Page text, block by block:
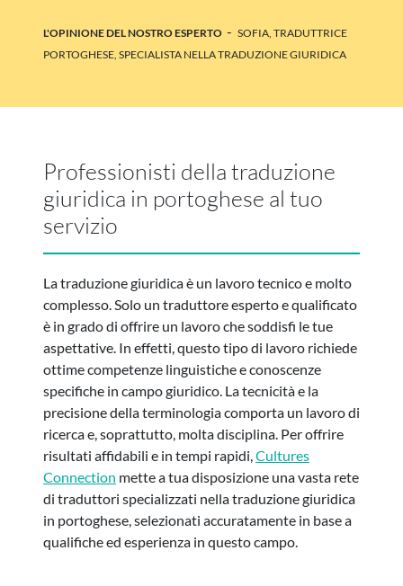
L'OPINIONE DEL NOSTRO ESPERTO - SOFIA, TRADUTTRICE
PORTOGHESE, SPECIALISTA NELLA TRADUZIONE GIURIDICA
Professionisti della traduzione
giuridica in portoghese al tuo
servizio
La traduzione giuridica è un lavoro tecnico e molto
complesso. Solo un traduttore esperto e qualificato
è in grado di offrire un lavoro che soddisfi le tue
aspettative. In effetti, questo tipo di lavoro richiede
ottime competenze linguistiche e conoscenze
specifiche in campo giuridico. La tecnicità e la
precisione della terminologia comporta un lavoro di
ricerca e, soprattutto, molta disciplina. Per offrire
risultati affidabili e in tempi rapidi, Cultures
Connection mette a tua disposizione una vasta rete
di traduttori specializzati nella traduzione giuridica
in portoghese, selezionati accuratamente in base a
qualifiche ed esperienza in questo campo.